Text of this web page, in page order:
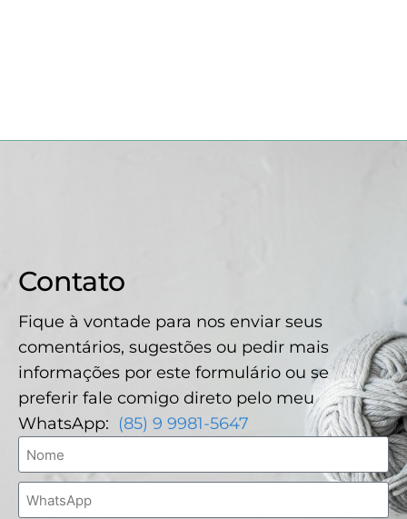
Contato
Fique à vontade para nos enviar seus
comentários, sugestões ou pedir mais
informações por este formulário ou se
preferir fale comigo direto pelo meu
WhatsApp: (85) 9 9981-5647